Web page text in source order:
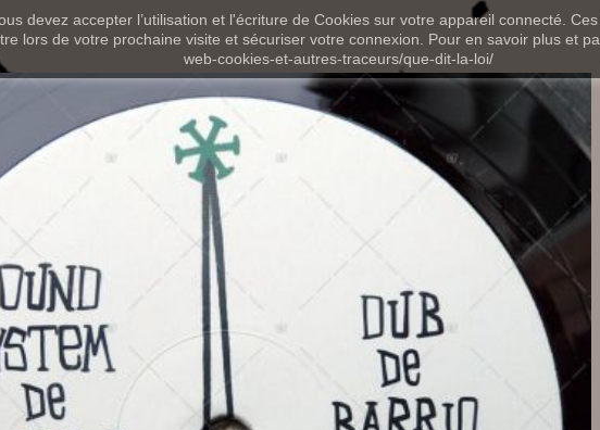
devez accepter l’utilisation et l'écriture de Cookies sur votre appareil connecté.
lors de votre prochaine visite et sécuriser votre connexion. Pour en savoir plus et
web-cookies-et-autres-traceurs/que-dit-la-loi/